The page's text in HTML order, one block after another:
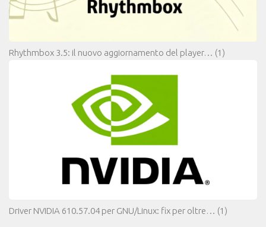
Rhythmbox 3.5: il nuovo aggiornamento del player… (1)
Driver NVIDIA 610.57.04 per GNU/Linux: fix per oltre… (1)